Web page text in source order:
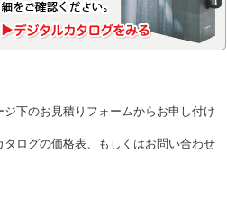
下のお見積りフォームからお申し付け
ログの価格表、もしくはお問い合わせ